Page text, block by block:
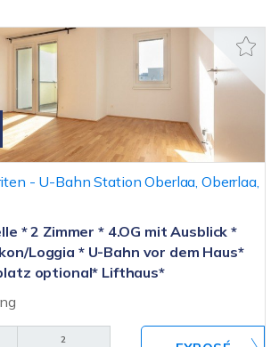
- U-Bahn Station Oberlaa, Oberrlaa,
* 2 Zimmer * 4.OG mit Ausblick *
Loggia * U-Bahn vor dem Haus*
optional* Lifthaus*
2